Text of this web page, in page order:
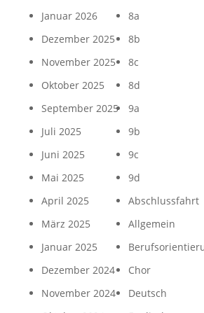
Januar 2026
Dezember 2025
November 2025
Oktober 2025
September 2025
Juli 2025
Juni 2025
Mai 2025
April 2025
März 2025
Januar 2025
Dezember 2024
November 2024
8a
8b
8c
8d
9a
9b
9c
9d
Abschlussfahrt
Allgemein
Chor
Deutsch